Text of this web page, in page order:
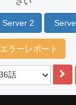
Server 2
エラーレポート